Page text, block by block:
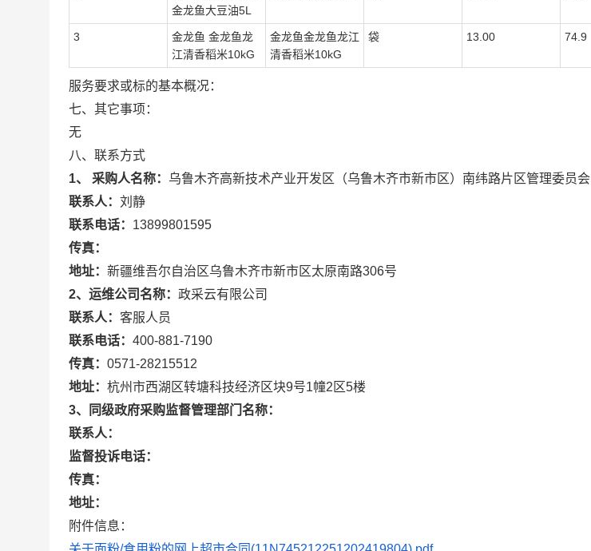
金龙鱼大豆油5L
3
金龙鱼 金龙鱼龙
江清香稻米10kG
金龙鱼金龙鱼龙江
清香稻米10kG
袋 13.00 74.9
服务要求或标的基本概况：
七、其它事项：
无
八、联系方式
1、 采购人名称： 乌鲁木齐高新技术产业开发区（乌鲁木齐市新市区）南纬路片区管理委员会
联系人： 刘静
联系电话： 13899801595
传真：
地址： 新疆维吾尔自治区乌鲁木齐市新市区太原南路306号
2、运维公司名称： 政采云有限公司
联系人： 客服人员
联系电话： 400-881-7190
传真： 0571-28215512
地址： 杭州市西湖区转塘科技经济区块9号1幢2区5楼
3、同级政府采购监督管理部门名称：
联系人：
监督投诉电话：
传真：
地址：
附件信息：